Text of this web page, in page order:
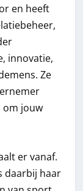
en heeft
innovatie,
Ze
om jouw
er vanaf.
daarbij haar